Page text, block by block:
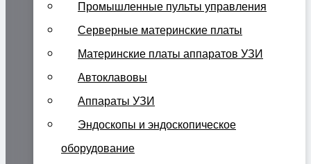
Промышленные пульты управления
Серверные материнские платы
Материнские платы аппаратов УЗИ
Автоклавовы
Аппараты УЗИ
Эндоскопы и эндоскопическое
оборудование